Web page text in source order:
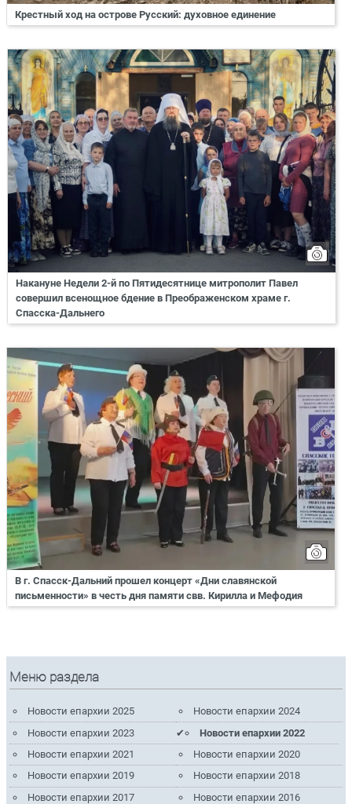
Крестный ход на острове Русский: духовное единение
Накануне Недели 2-й по Пятидесятнице митрополит Павел
совершил всенощное бдение в Преображенском храме г.
Спасска-Дальнего
В г. Спасск-Дальний прошел концерт «Дни славянской
письменности» в честь дня памяти свв. Кирилла и Мефодия
Меню раздела
Новости епархии 2025
Новости епархии 2024
Новости епархии 2023
Новости епархии 2022
Новости епархии 2021
Новости епархии 2020
Новости епархии 2019
Новости епархии 2018
Новости епархии 2017
Новости епархии 2016